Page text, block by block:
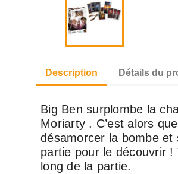
Description Détails du
Big Ben surplombe la
Moriarty . C’est alors
désamorcer la bombe et
partie pour le découvrir
long de la partie.